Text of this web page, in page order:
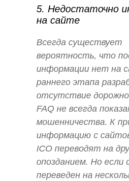
5. Недостаточно
на сайте
Всегда существует
вероятность, что
информации нет на
раннего этапа
отсутствие
FAQ не всегда
мошенничества. К
информацию с
ICO переводят на
опозданием. Но если
переведен на